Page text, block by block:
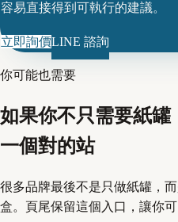
容易直接得到可執行的建議。
立即詢價LINE 諮詢
你可能也需要
如果你不只需要紙
一個對的站
很多品牌最後不是只做紙罐，
盒。頁尾保留這個入口，讓你